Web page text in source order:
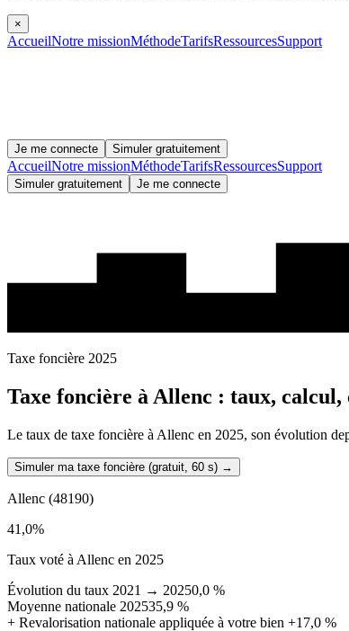
×
AccueilNotre missionMéthodeTarifsRessourcesSupport
Je me connecte Simuler gratuitement
AccueilNotre missionMéthodeTarifsRessourcesSupport
Simuler gratuitement Je me connecte
Taxe foncière 2025
Taxe foncière à Allenc : taux, calcul,
Le taux de taxe foncière à Allenc en 2025, son évolution
Simuler ma taxe foncière (gratuit, 60 s) →
Allenc (48190)
41,0%
Taux voté à Allenc en 2025
Évolution du taux 2021 → 20250,0 %
Moyenne nationale 202535,9 %
+ Revalorisation nationale appliquée à votre bien +17,0 %